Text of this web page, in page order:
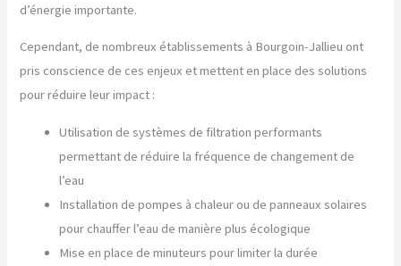
d’énergie importante.
Cependant, de nombreux établissements à Bourgoin-Jallieu ont
pris conscience de ces enjeux et mettent en place des solutions
pour réduire leur impact :
Utilisation de systèmes de filtration performants
permettant de réduire la fréquence de changement de
l’eau
Installation de pompes à chaleur ou de panneaux solaires
pour chauffer l’eau de manière plus écologique
Mise en place de minuteurs pour limiter la durée